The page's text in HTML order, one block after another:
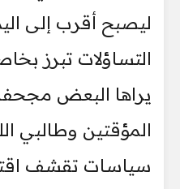
ليصبح أقرب إلى
التساؤلات تبرز
يراها البعض
المؤقتين وطالبي
سياسات تقشف